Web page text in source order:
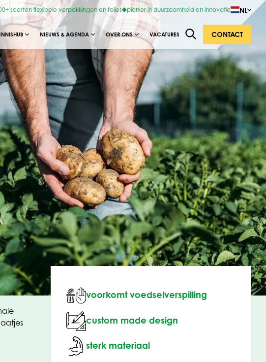
soorten flexibele verpakkingen en folies pionier in duurzaamheid en innovatie NL
NIEUWS & AGENDA OVER ONS VACATURES CONTACT
voorkomt voedselverspilling
custom made design
sterk materiaal